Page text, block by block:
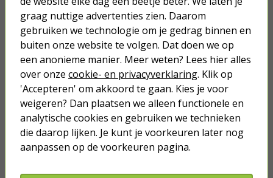
Anderen kochten ook...
Netwerkkabel | Cat6 S/FTP | 5
meter (100% koper, LSZH, Rood)
5,25
Netwerkkabel | Cat6 S/FTP | 0.25
meter (100% koper, LSZH, Groen)
graag nuttige advertenties zien. Daarom
gebruiken we technologie om je gedrag binnen en
buiten onze website te volgen. Dat doen we op
een anonieme manier. Meer weten? Lees hier alles
over onze cookie- en privacyverklaring. Klik op
'Accepteren' om akkoord te gaan. Kies je voor
weigeren? Dan plaatsen we alleen functionele en
analytische cookies en gebruiken we technieken
die daarop lijken. Je kunt je voorkeuren later nog
aanpassen op de voorkeuren pagina.